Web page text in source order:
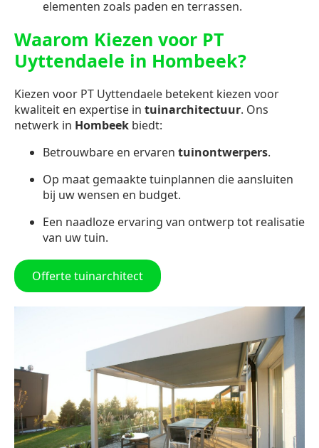
elementen zoals paden en terrassen.
Waarom Kiezen voor PT
Uyttendaele in Hombeek?
Kiezen voor PT Uyttendaele betekent kiezen voor
kwaliteit en expertise in tuinarchitectuur. Ons
netwerk in Hombeek biedt:
Betrouwbare en ervaren tuinontwerpers.
Op maat gemaakte tuinplannen die aansluiten
bij uw wensen en budget.
Een naadloze ervaring van ontwerp tot realisatie
van uw tuin.
Offerte tuinarchitect